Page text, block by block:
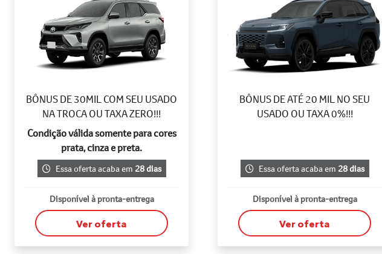
BÔNUS DE 30MIL COM SEU USADO
NA TROCA OU TAXA ZERO!!!
Condição válida somente para cores
prata, cinza e preta.
Essa oferta acaba em 28 dias
Disponível à pronta-entrega
Ver oferta
BÔNUS DE ATÉ 20 MIL NO SEU
USADO OU TAXA 0%!!!
Essa oferta acaba em 28 dias
Disponível à pronta-entrega
Ver oferta